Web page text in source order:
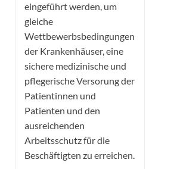
eingeführt werden, um
gleiche
Wettbewerbsbedingungen
der Krankenhäuser, eine
sichere medizinische und
pflegerische Versorung der
Patientinnen und
Patienten und den
ausreichenden
Arbeitsschutz für die
Beschäftigten zu erreichen.